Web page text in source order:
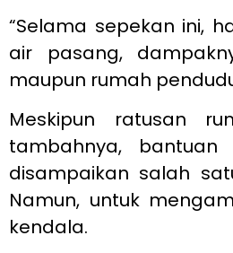
“Selama sepekan ini,
air pasang,
maupun rumah
Meskipun ratusan
tambahnya,
disampaikan salah
Namun, untuk
kendala.